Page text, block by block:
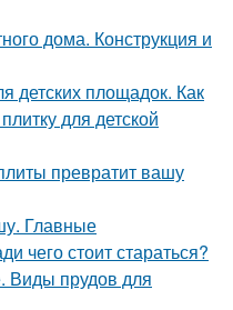
дома. Конструкция и
детских площадок. Как
для детской
превратит вашу
Главные
чего стоит стараться?
Виды прудов для